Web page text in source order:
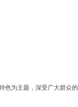
色为主题，深受广大群众的